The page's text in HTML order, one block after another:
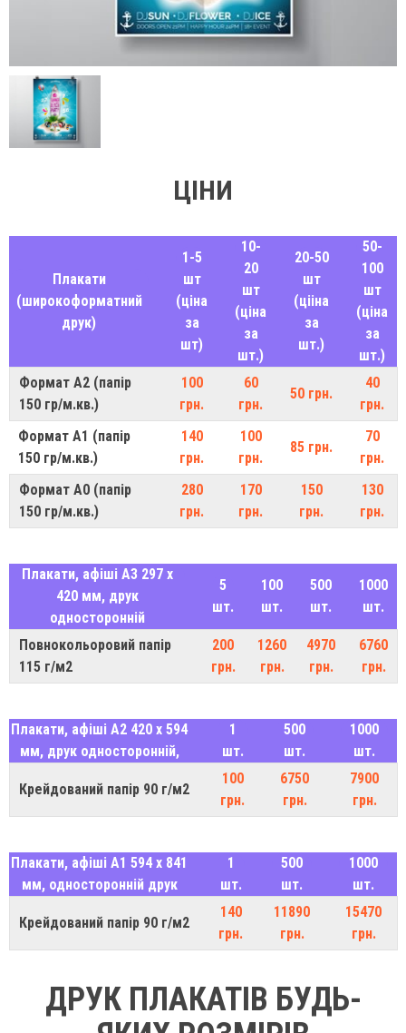
ЦІНИ
Плакати
(широкоформатний
друк)
1-5
шт
(ціна
за
шт)
10-
20
шт
(ціна
за
шт.)
20-50
шт
(цііна
за
шт.)
50-
100
шт
(ціна
за
шт.)
Формат А2 (папір
150 гр/м.кв.)
100
грн.
60
грн.
50 грн.
40
грн.
Формат А1 (папір
150 гр/м.кв.)
140
грн.
100
грн.
85 грн.
70
грн.
Формат А0 (папір
150 гр/м.кв.)
280
грн.
170
грн.
150
грн.
130
грн.
Плакати, афіші А3 297 х
420 мм, друк
односторонній
5
шт.
100
шт.
500
шт.
1000
шт.
Повнокольоровий папір
115 г/м2
200
грн.
1260
грн.
4970
грн.
6760
грн.
Плакати, афіші А2 420 х 594
мм, друк односторонній,
1
шт.
500
шт.
1000
шт.
Крейдований папір 90 г/м2
100
грн.
6750
грн.
7900
грн.
Плакати, афіші А1 594 х 841
мм, односторонній друк
1
шт.
500
шт.
1000
шт.
Крейдований папір 90 г/м2
140
грн.
11890
грн.
15470
грн.
ДРУК ПЛАКАТІВ БУДЬ-